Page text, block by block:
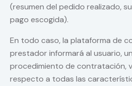
(resumen del pedido realizado,
pago escogida).
En todo caso, la plataforma de
prestador informará al usuario,
procedimiento de contratación,
respecto a todas las